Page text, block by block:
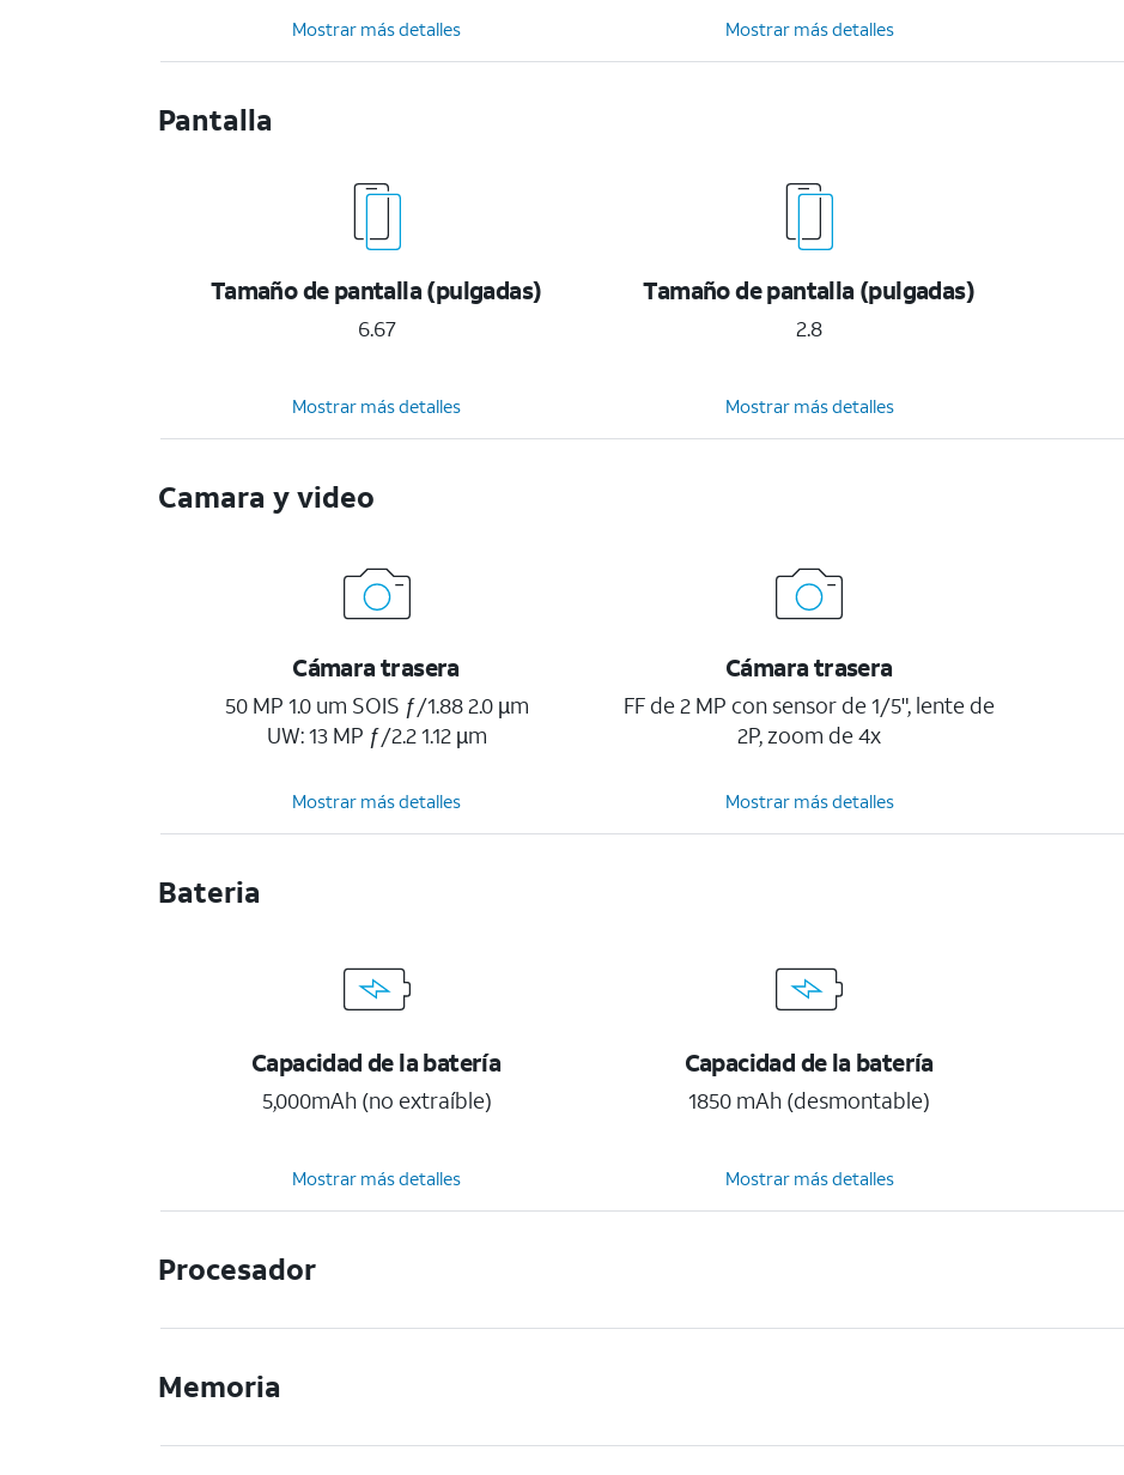
Mostrar más detalles Mostrar más detalles
Pantalla
Tamaño de pantalla (pulgadas)
6.67
Tamaño de pantalla (pulgadas)
2.8
Mostrar más detalles Mostrar más detalles
Camara y video
Cámara trasera
50 MP 1.0 um SOIS ƒ/1.88 2.0 µm
UW: 13 MP ƒ/2.2 1.12 µm
Cámara trasera
FF de 2 MP con sensor de 1/5", lente de
2P, zoom de 4x
Mostrar más detalles Mostrar más detalles
Bateria
Capacidad de la batería
5,000mAh (no extraíble)
Capacidad de la batería
1850 mAh (desmontable)
Mostrar más detalles Mostrar más detalles
Procesador
Memoria